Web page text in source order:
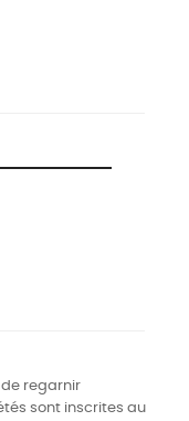
de regarnir
sont inscrites au